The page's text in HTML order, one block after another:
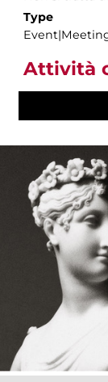
Type
Attività